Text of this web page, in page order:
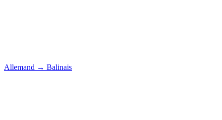
Allemand → Balinais